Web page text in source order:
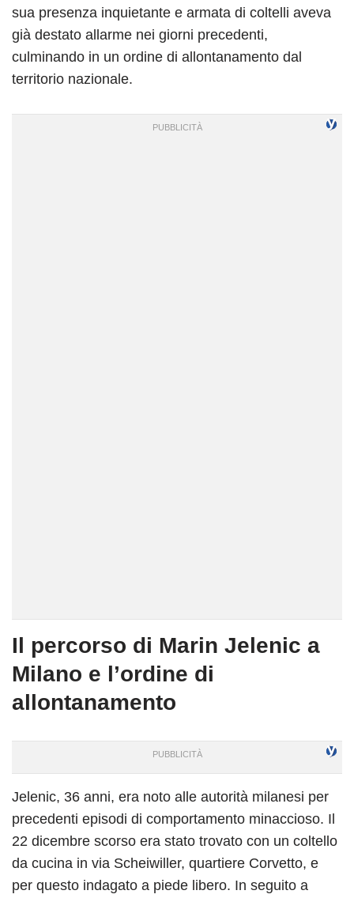
sua presenza inquietante e armata di coltelli aveva
già destato allarme nei giorni precedenti,
culminando in un ordine di allontanamento dal
territorio nazionale.
Il percorso di Marin Jelenic a
Milano e l’ordine di
allontanamento
Jelenic, 36 anni, era noto alle autorità milanesi per
precedenti episodi di comportamento minaccioso. Il
22 dicembre scorso era stato trovato con un coltello
da cucina in via Scheiwiller, quartiere Corvetto, e
per questo indagato a piede libero. In seguito a